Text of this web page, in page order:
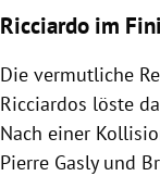
Ricciardo im
Die vermutliche
Ricciardos löste
Nach einer
Pierre Gasly und